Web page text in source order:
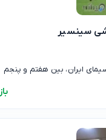
سینسیر
سیمای ایران، بین هفتم و پنجم
باز